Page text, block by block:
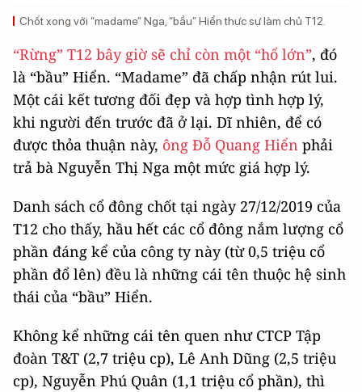
Chốt xong với “madame” Nga, “bầu” Hiển thực sự làm chủ T12.
“Rừng” T12 bây giờ sẽ chỉ còn một “hổ lớn”, đó
là “bầu” Hiển. “Madame” đã chấp nhận rút lui.
Một cái kết tương đối đẹp và hợp tình hợp lý,
khi người đến trước đã ở lại. Dĩ nhiên, để có
được thỏa thuận này, ông Đỗ Quang Hiển phải
trả bà Nguyễn Thị Nga một mức giá hợp lý.
Danh sách cổ đông chốt tại ngày 27/12/2019 của
T12 cho thấy, hầu hết các cổ đông nắm lượng cổ
phần đáng kể của công ty này (từ 0,5 triệu cổ
phần đổ lên) đều là những cái tên thuộc hệ sinh
thái của “bầu” Hiển.
Không kể những cái tên quen như CTCP Tập
đoàn T&T (2,7 triệu cp), Lê Anh Dũng (2,5 triệu
cp), Nguyễn Phú Quân (1,1 triệu cổ phần), thì